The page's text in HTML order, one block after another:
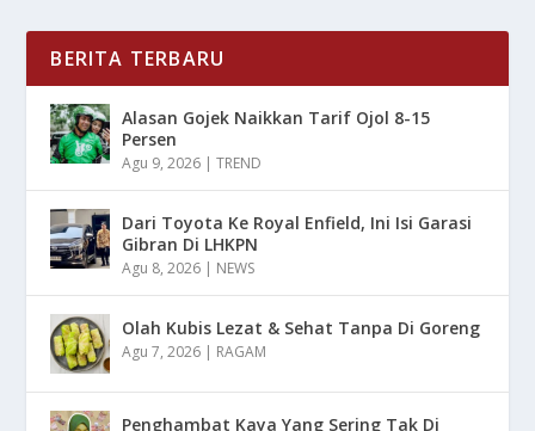
BERITA TERBARU
Alasan Gojek Naikkan Tarif Ojol 8-15
Persen
Agu 9, 2026 |TREND
Dari Toyota Ke Royal Enfield, Ini Isi Garasi
Gibran Di LHKPN
Agu 8, 2026 | NEWS
Olah Kubis Lezat & Sehat Tanpa Di Goreng
Agu 7, 2026 | RAGAM
Penghambat Kaya Yang Sering Tak Di